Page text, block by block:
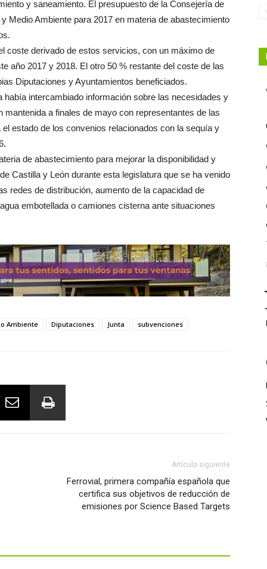
y saneamiento. El presupuesto de la Consejería de
Medio Ambiente para 2017 en materia de abastecimiento
coste derivado de estos servicios, con un máximo de
año 2017 y 2018. El otro 50 % restante del coste de las
Diputaciones y Ayuntamientos beneficiados.
intercambiado información sobre las necesidades y
a finales de mayo con representantes de las
estado de los convenios relacionados con la sequía y
de abastecimiento para mejorar la disponibilidad y
Castilla y León durante esta legislatura que se ha venido
redes de distribución, aumento de la capacidad de
embotellada o camiones cisterna ante situaciones
Ambiente Diputaciones Junta subvenciones
Artículo siguiente
Ferrovial, primera compañía española que
certifica sus objetivos de reducción de
emisiones por Science Based Targets